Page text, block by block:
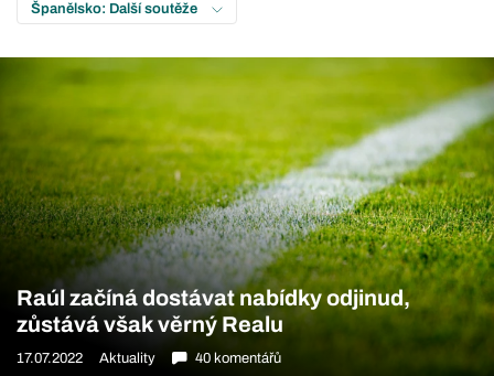
Španělsko: Další soutěže
Raúl začíná dostávat nabídky odjinud,
zůstává však věrný Realu
17.07.2022 Aktuality 40 komentářů